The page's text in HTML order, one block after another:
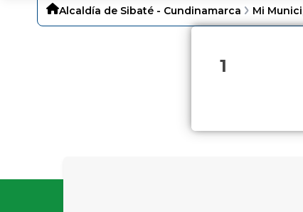
Alcaldía de Sibaté - Cundinamarca Mi
1